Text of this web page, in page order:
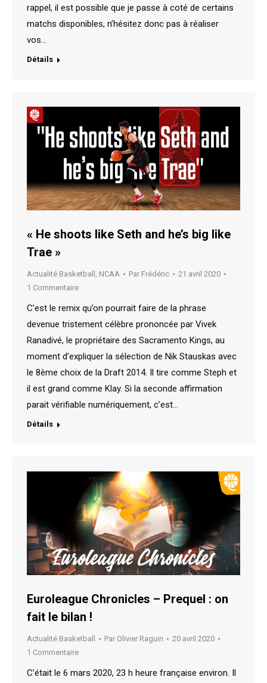
rappel, il est possible que je passe à coté de certains
matchs disponibles, n’hésitez donc pas à réaliser
vos…
Détails
« He shoots like Seth and he’s big like
Trae »
Actualité Basketball , NCAA Par Frédéric
21 avril 2020
1 Commentaire
C’est le remix qu’on pourrait faire de la phrase
devenue tristement célèbre prononcée par Vivek
Ranadivé, le propriétaire des Sacramento Kings, au
moment d’expliquer la sélection de Nik Stauskas avec
le 8ème choix de la Draft 2014. Il tire comme Steph et
il est grand comme Klay. Si la seconde affirmation
parait vérifiable numériquement, c’est…
Détails
Euroleague Chronicles – Prequel : on
fait le bilan !
Actualité Basketball Par Olivier Raguin
20 avril 2020
1 Commentaire
C’était le 6 mars 2020, 23 h heure française environ. Il